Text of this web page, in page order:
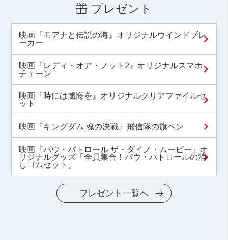
プレゼント
映画『モアナと伝説の海』オリジナルウインドブレ
ーカー
映画『レディ・オア・ノット2』オリジナルスマホ
チェーン
映画『時には懺悔を』オリジナルクリアファイルセ
ット
映画『キングダム 魂の決戦』飛信隊の旗ペン
映画『パウ・パトロール ザ・ダイノ・ムービー』オ
リジナルグッズ「全員集合！パウ・パトロールの消
しゴムセット」
プレゼント一覧へ